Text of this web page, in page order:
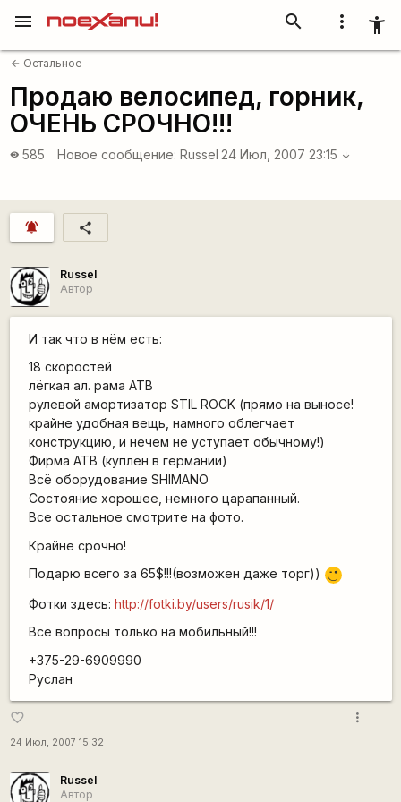
more_vert accessibility_new
search
menu
arrow_back Остальное
Продаю велосипед, горник,
ОЧЕНЬ СРОЧНО!!!
visibility 585 Новое сообщение: Russel 24 Июл, 2007 23:15 arrow_downward
notifications_active share
Russel
Автор
И так что в нём есть:
18 скоростей
лёгкая ал. рама АТВ
рулевой амортизатор STIL ROCK (прямо на выносе!
крайне удобная вещь, намного облегчает
конструкцию, и нечем не уступает обычному!)
Фирма АТВ (куплен в германии)
Всё оборудование SHIMANO
Состояние хорошее, немного царапанный.
Все остальное смотрите на фото.
Крайне срочно!
Подарю всего за 65$!!!(возможен даже торг))
;)
Фотки здесь: http://fotki.by/users/rusik/1/
Все вопросы только на мобильный!!!
+375-29-6909990
Руслан
favorite_border
24 Июл, 2007 15:32
more_vert
Russel
Автор